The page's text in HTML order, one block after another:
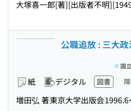
大塚喜一郎[著][出版者不明]
公職追放 : 三大
紙 デジタル 図書
増田弘 著東京大学出版会1996.6
国